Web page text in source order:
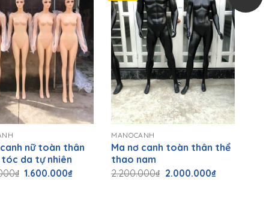
nữ toàn thân
da tự nhiên
₫ Giá
gốc
1.600.000₫Giá
MANOCANH
Ma nơ canh toàn thân thể
thao nam
2.200.000₫ Giá
gốc
2.000.000₫Giá
hiện